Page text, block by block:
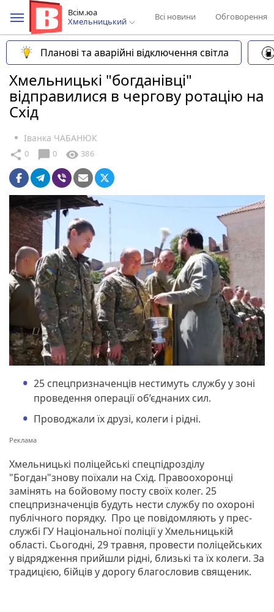
Всім.юа
Хмельницький
Всі новини Обговорення
Планові та аварійні відключення світла
Хмельницькі "богданівці"
відправилися в чергову ротацію на
Схід
Іванка ЧАБАНЮК
share 0 chat_bubble 0 visibility 386
25 спецпризначенців нестимуть службу у зоні
проведення операції об’єднаних сил.
Проводжали їх друзі, колеги і рідні.
Хмельницькі поліцейські спецпідрозділу
"Богдан"знову поїхали на Схід. Правоохоронці
замінять на бойовому посту своїх колег. 25
спецпризначенців будуть нести службу по охороні
публічного порядку. Про це повідомляють у прес-
службі ГУ Національної поліції у Хмельницькій
області. Сьогодні, 29 травня, провести поліцейських
у відрядження прийшли рідні, близькі та їх колеги. За
традицією, бійців у дорогу благословив священик.